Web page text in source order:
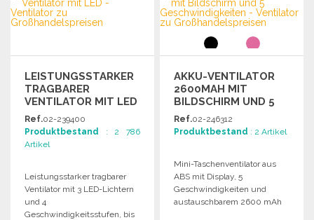
Angebot anfordern
LEISTUNGSSTARKER
TRAGBARER
VENTILATOR MIT LED
Ref.02-239400
Produktbestand : 2 786
Artikel
Leistungsstarker tragbarer
Ventilator mit 3 LED-Lichtern
und 4
Geschwindigkeitsstufen, bis
AKKU-VENTILATOR
2600MAH MIT
BILDSCHIRM UND 5
GESCHWINDIGKEITEN
Ref.02-246312
Produktbestand : 2 Artikel
Mini-Taschenventilator aus
ABS mit Display, 5
Geschwindigkeiten und
austauschbarem 2600 mAh